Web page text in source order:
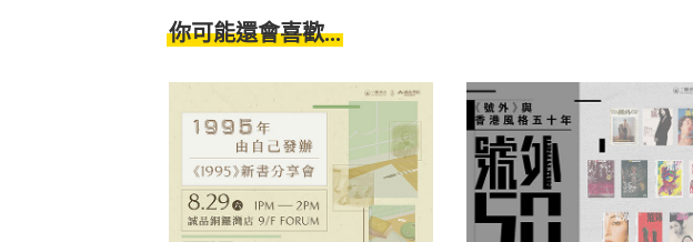
你可能還會喜歡...